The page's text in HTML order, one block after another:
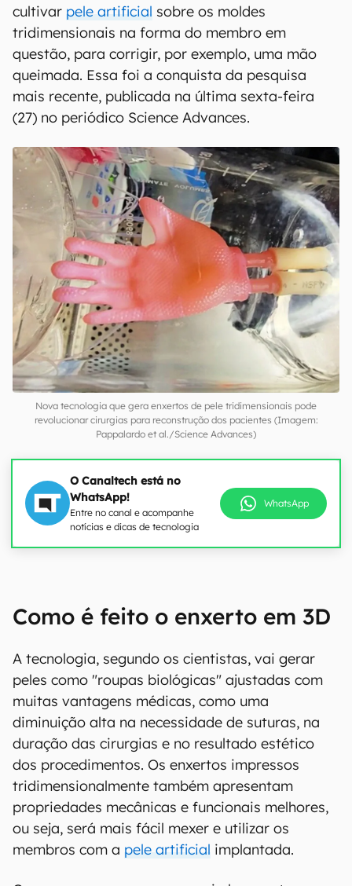
cultivar pele artificial sobre os moldes
tridimensionais na forma do membro em
questão, para corrigir, por exemplo, uma mão
queimada. Essa foi a conquista da pesquisa
mais recente, publicada na última sexta-feira
(27) no periódico Science Advances.
Nova tecnologia que gera enxertos de pele tridimensionais pode
revolucionar cirurgias para reconstrução dos pacientes (Imagem:
Pappalardo et al./Science Advances)
O Canaltech está no
WhatsApp!
Entre no canal e acompanhe
notícias e dicas de tecnologia
WhatsApp
Como é feito o enxerto em 3D
A tecnologia, segundo os cientistas, vai gerar
peles como "roupas biológicas" ajustadas com
muitas vantagens médicas, como uma
diminuição alta na necessidade de suturas, na
duração das cirurgias e no resultado estético
dos procedimentos. Os enxertos impressos
tridimensionalmente também apresentam
propriedades mecânicas e funcionais melhores,
ou seja, será mais fácil mexer e utilizar os
membros com a pele artificial implantada.